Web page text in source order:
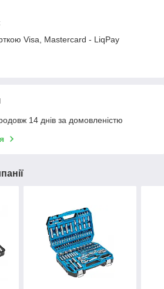
Visa, Mastercard - LiqPay
14 днів за домовленістю